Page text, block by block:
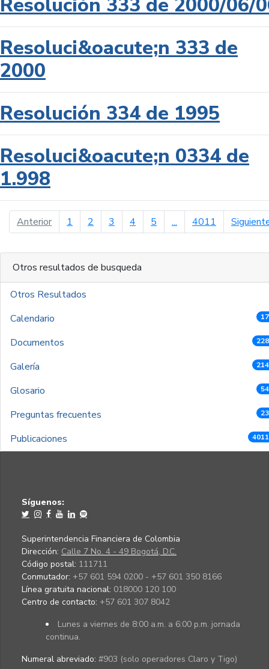
Resolución 333 de 2000/06/
Resoluci&oacute;n 333 de
2000
Resolución 334 de 1995
Resoluci&oacute;n 0334 de
1.998
Anteriorpágina anterior
1 2 3 4 5 ... 4011
Otros resultados de busqueda
Otros Resultados
Calendario
Documentos
Galería
Glosario
Preguntas frecuentes
Publicaciones
Síguenos:
Superintendencia Financiera de Colombia
Dirección: Calle 7 No. 4 - 49 Bogotá, D.C.
Código postal: 111711
Conmutador: +57 601 594 0200 - +57 601 350 8166
Línea gratuita nacional: 018000 120 100
Centro de contacto: +57 601 307 8042
Lunes a viernes de 8:00 a.m. a 6:00 p.m. jornada
continua.
Numeral abreviado: #903 (solo operadores Claro y Tigo)